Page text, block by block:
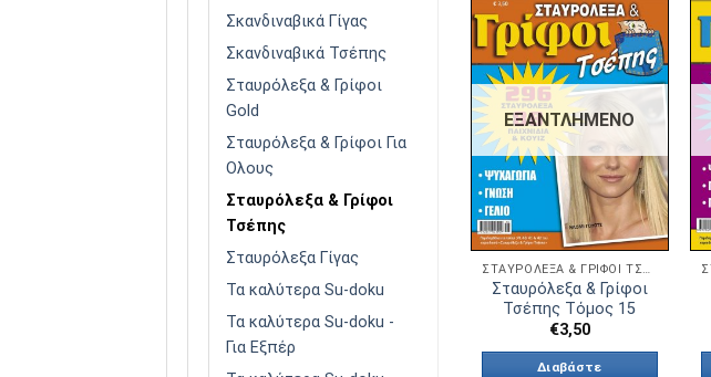
Σκανδιναβικά Γίγας
Σκανδιναβικά Τσέπης
Σταυρόλεξα & Γρίφοι
Gold
Σταυρόλεξα & Γρίφοι Για
Ολους
Σταυρόλεξα & Γρίφοι
Τσέπης
Σταυρόλεξα Γίγας
Τα καλύτερα Su-doku
Τα καλύτερα Su-doku -
Για Εξπέρ
Πρόσθήκη
στην λίστα
ΕΞΑΝΤΛΗΜΈΝΟ
ΣΤΑΥΡΌΛΕΞΑ & ΓΡΊΦΟΙ ΤΣΈΠΗΣ
Σταυρόλεξα & Γρίφοι
Τσέπης Τόμος 15
€3,50
Διαβάστε
στην λίστα
Σταυρόλεξα & Γρίφοι
€3,50